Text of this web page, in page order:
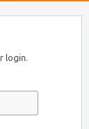
login.